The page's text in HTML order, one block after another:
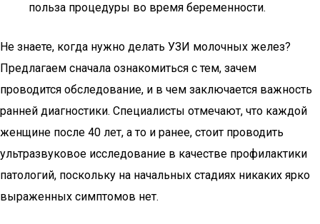
польза процедуры во время беременности.
Не знаете, когда нужно делать УЗИ молочных желез?
Предлагаем сначала ознакомиться с тем, зачем
проводится обследование, и в чем заключается важность
ранней диагностики. Специалисты отмечают, что каждой
женщине после 40 лет, а то и ранее, стоит проводить
ультразвуковое исследование в качестве профилактики
патологий, поскольку на начальных стадиях никаких ярко
выраженных симптомов нет.